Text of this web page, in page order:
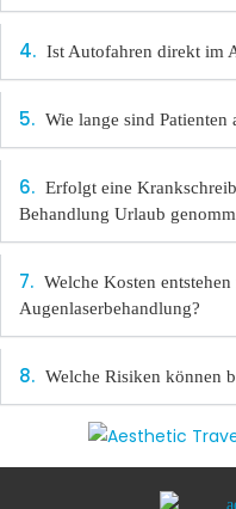
Ist Autofahren direkt im
Wie lange sind Patienten
Erfolgt eine
Behandlung Urlaub
Welche Kosten
Augenlaserbehandlung?
Welche Risiken können